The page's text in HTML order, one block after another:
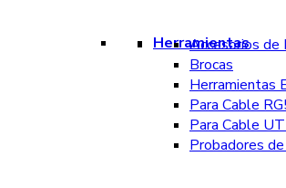
Herramientas
Accesorios de
Brocas
Herramientas
Para Cable
Para Cable
Probadores